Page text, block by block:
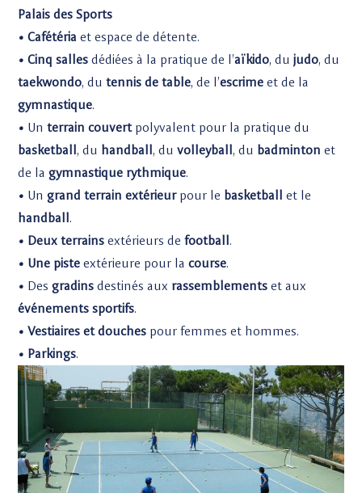
Palais des Sports
• Cafétéria et espace de détente.
• Cinq salles dédiées à la pratique de l’aïkido, du judo, du
taekwondo, du tennis de table, de l’escrime et de la
gymnastique.
• Un terrain couvertpolyvalent pour la pratique du
basketball, du handball, du volleyball, du badminton et
de la gymnastique rythmique.
• Un grand terrain extérieurpour le basketball et le
handball.
• Deux terrains extérieurs de football.
• Une piste extérieure pour la course.
• Des gradins destinés aux rassemblements et aux
événements sportifs.
• Vestiaires et douches pour femmes et hommes.
• Parkings.